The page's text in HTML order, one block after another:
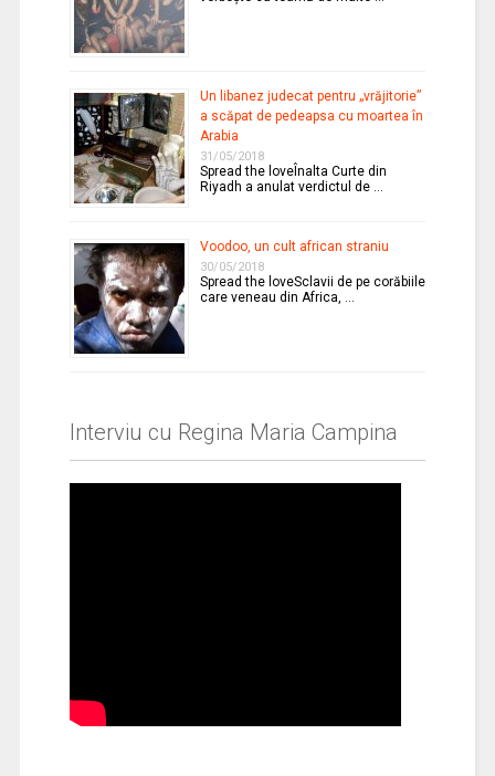
Un libanez judecat pentru „vrăjitorie”
a scăpat de pedeapsa cu moartea în
Arabia
31/05/2018
Spread the loveÎnalta Curte din
Riyadh a anulat verdictul de …
Voodoo, un cult african straniu
30/05/2018
Spread the loveSclavii de pe corăbiile
care veneau din Africa, …
Interviu cu Regina Maria Campina